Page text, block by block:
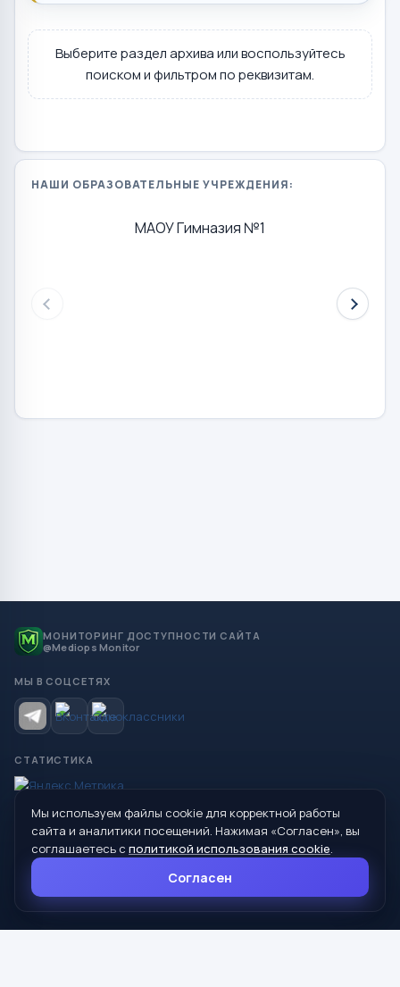
Выберите раздел архива или воспользуйтесь
поиском и фильтром по реквизитам.
НАШИ ОБРАЗОВАТЕЛЬНЫЕ УЧРЕЖДЕНИЯ:
МАОУ Гимназия №1
МОНИТОРИНГ ДОСТУПНОСТИ САЙТА
@Mediops Monitor
МЫ В СОЦСЕТЯХ
СТАТИСТИКА
© 2026 Управление образования Администрации МО
Сухой Лог
624800, Свердловская область, г. Сухой Лог, ул. Кирова, дом 7
8 (34373) 4-33-85
Мы используем файлы cookie для корректной работы
сайта и аналитики посещений. Нажимая «Согласен», вы
соглашаетесь с политикой использования cookie.
Согласен